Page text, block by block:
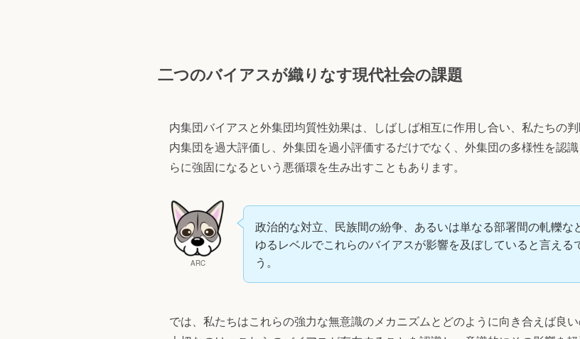
二つのバイアスが織りなす現代社会の課題
内集団バイアスと外集団均質性効果は、しばしば相互に作用し合い、私たちの判
内集団を過大評価し、外集団を過小評価するだけでなく、外集団の多様性を認
らに強固になるという悪循環を生み出すこともあります。
ARC
政治的な対立、民族間の紛争、あるいは単なる部署間の軋轢な
ゆるレベルでこれらのバイアスが影響を及ぼしていると言える
う。
では、私たちはこれらの強力な無意識のメカニズムとどのように向き合えば良い